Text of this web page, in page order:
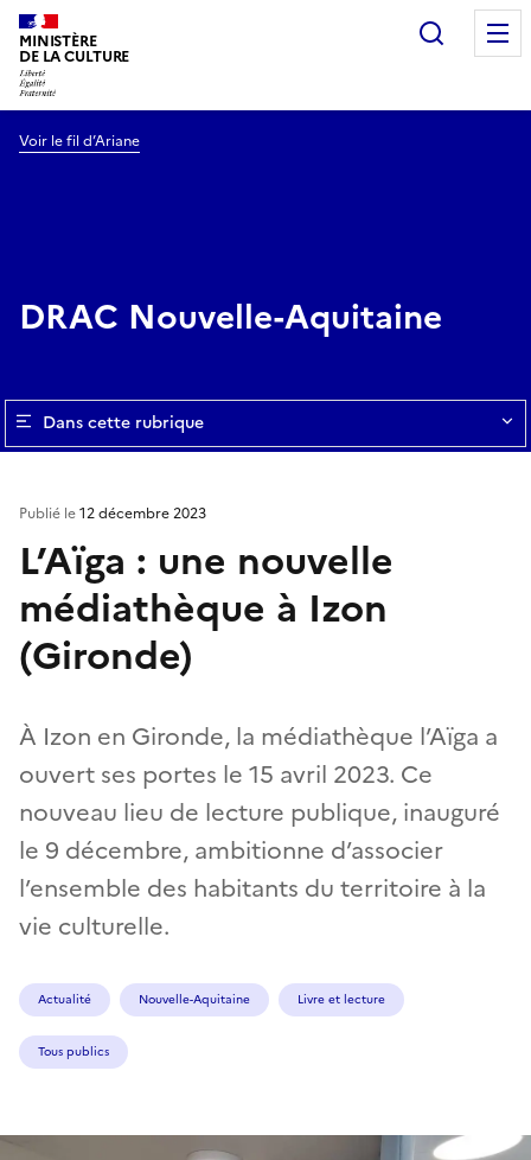
MINISTÈRE
DE LA CULTURE
Voir le fil d’Ariane
DRAC Nouvelle-Aquitaine
Dans cette rubrique
L’Aïga : une nouvelle
médiathèque à Izon
(Gironde)
À Izon en Gironde, la médiathèque l’Aïga a
ouvert ses portes le 15 avril 2023. Ce
nouveau lieu de lecture publique, inauguré
le 9 décembre, ambitionne d’associer
l’ensemble des habitants du territoire à la
vie culturelle.
Publié le12 décembre 2023
Actualité Nouvelle-Aquitaine Livre et lecture
Tous publics